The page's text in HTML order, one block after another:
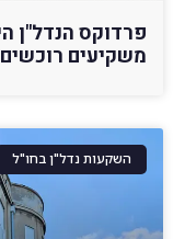
משקיעים רוכשים
השקעות נדל"ן בחו"ל